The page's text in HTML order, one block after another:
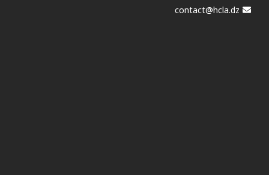
contact@hcla.dz